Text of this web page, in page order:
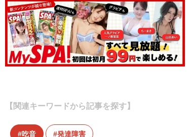
【関連キーワードから記事を探す】
吃音 発達障害